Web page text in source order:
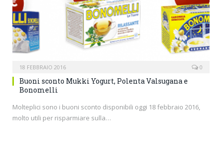
18 FEBBRAIO 2016 0
Buoni sconto Mukki Yogurt, Polenta Valsugana e
Bonomelli
Molteplici sono i buoni sconto disponibili oggi 18 febbraio 2016,
molto utili per risparmiare sulla…